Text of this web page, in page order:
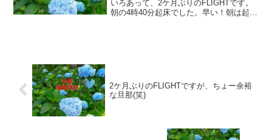
いろあって、2ケ月ぶりのFLIGHTです。
朝の4時40分起床でした。早い！朝は起き
2ケ月ぶりのFLIGHTですが、ちょー余裕
な旦那(笑)